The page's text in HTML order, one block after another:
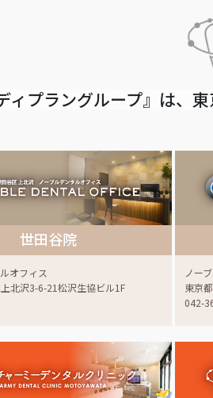
ィプラングループ』は、
世田谷院
オフィス
北沢3-6-21松沢生協ビル1F
ノー
東京
042-